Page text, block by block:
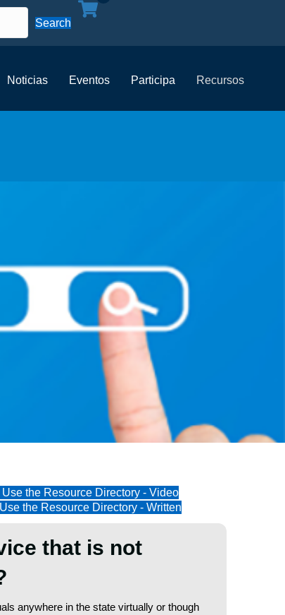
Search
Noticias Eventos Participa Recursos
Use the Resource Directory - Video
the Resource Directory - Written
that is not
anywhere in the state virtually or though